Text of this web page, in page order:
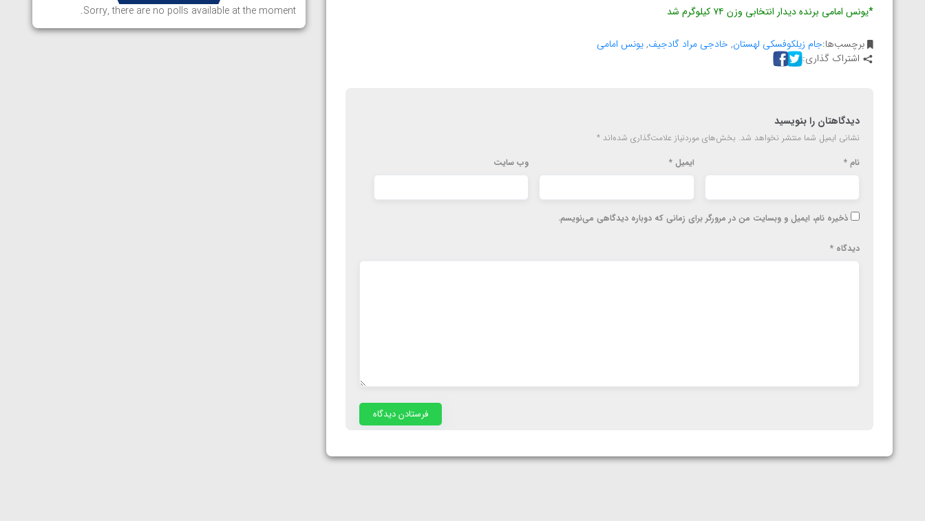
*یونس امامی برنده دیدار انتخابی وزن ۷۴ کیلوگرم شد
برچسب‌ها:جام زیلکوفسکی لهستان, خادجی مراد گادجیف,یونس امامی
اشتراک گذاری:
دیدگاهتان را بنویسید
نشانی ایمیل شما منتشر نخواهد شد. بخش‌های موردنیاز علامت‌گذاری شده‌اند *
نام * ایمیل* وب‌ سایت
ذخیره نام، ایمیل و وبسایت من در مرورگر برای زمانی که دوباره دیدگاهی می‌نویسم.
دیدگاه *
Sorry, there are no polls available at the moment.